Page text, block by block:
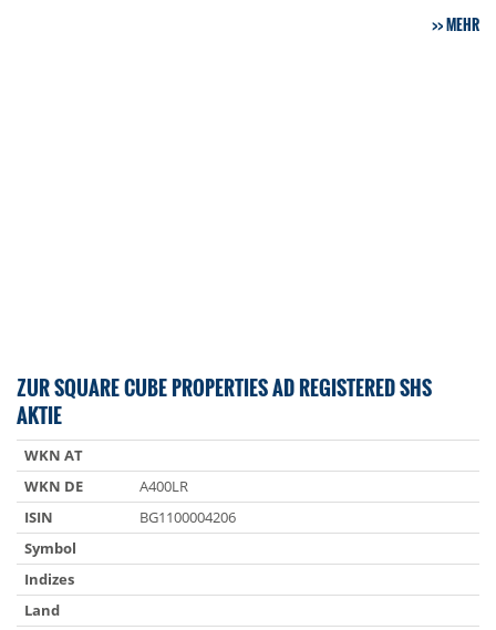
MEHR
ZUR SQUARE CUBE PROPERTIES AD REGISTERED SHS
AKTIE
WKN AT
WKN DE
A400LR
ISIN
BG1100004206
Symbol
Indizes
Land